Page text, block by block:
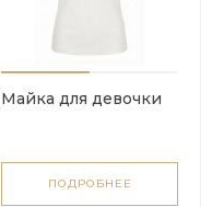
Майка для девочки
ПОДРОБНЕЕ